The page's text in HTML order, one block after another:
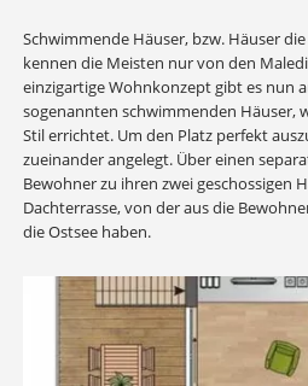
Schwimmende Häuser, bzw. Häuser
kennen die Meisten nur von den
einzigartige Wohnkonzept gibt es nun
sogenannten schwimmenden Häuser,
Stil errichtet. Um den Platz perfekt
zueinander angelegt. Über einen
Bewohner zu ihren zwei geschossigen
Dachterrasse, von der aus die
die Ostsee haben.